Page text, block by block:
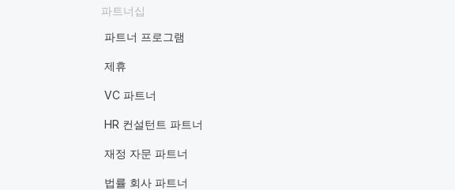
파트너십
파트너 프로그램
제휴
VC 파트너
HR 컨설턴트 파트너
재정 자문 파트너
법률 회사 파트너